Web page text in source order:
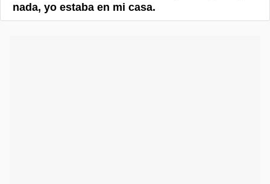
nada, yo estaba en mi casa.